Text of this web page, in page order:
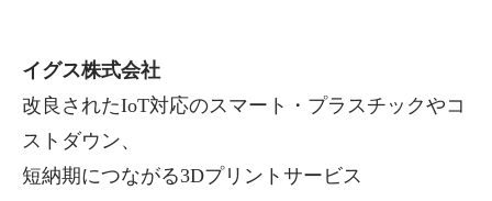
イグス株式会社
改良されたIoT対応のスマート・プラスチックやコ
ストダウン、
短納期につながる3Dプリントサービス